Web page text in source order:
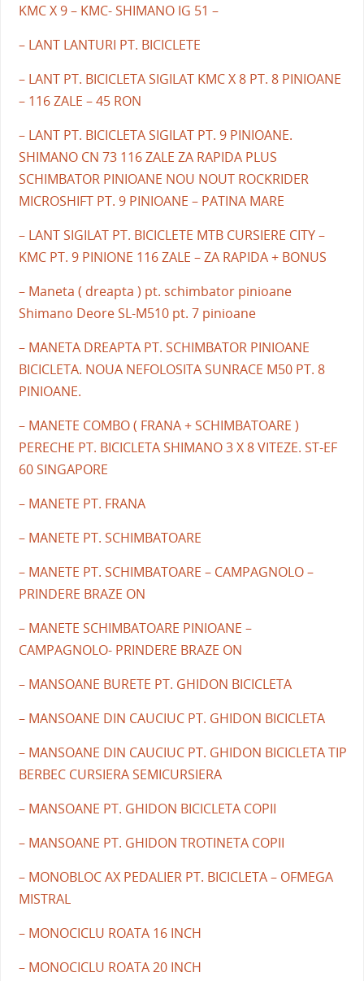
KMC X 9 – KMC- SHIMANO IG 51 –
– LANT LANTURI PT. BICICLETE
– LANT PT. BICICLETA SIGILAT KMC X 8 PT. 8 PINIOANE
– 116 ZALE – 45 RON
– LANT PT. BICICLETA SIGILAT PT. 9 PINIOANE.
SHIMANO CN 73 116 ZALE ZA RAPIDA PLUS
SCHIMBATOR PINIOANE NOU NOUT ROCKRIDER
MICROSHIFT PT. 9 PINIOANE – PATINA MARE
– LANT SIGILAT PT. BICICLETE MTB CURSIERE CITY –
KMC PT. 9 PINIONE 116 ZALE – ZA RAPIDA + BONUS
– Maneta ( dreapta ) pt. schimbator pinioane
Shimano Deore SL-M510 pt. 7 pinioane
– MANETA DREAPTA PT. SCHIMBATOR PINIOANE
BICICLETA. NOUA NEFOLOSITA SUNRACE M50 PT. 8
PINIOANE.
– MANETE COMBO ( FRANA + SCHIMBATOARE )
PERECHE PT. BICICLETA SHIMANO 3 X 8 VITEZE. ST-EF
60 SINGAPORE
– MANETE PT. FRANA
– MANETE PT. SCHIMBATOARE
– MANETE PT. SCHIMBATOARE – CAMPAGNOLO –
PRINDERE BRAZE ON
– MANETE SCHIMBATOARE PINIOANE –
CAMPAGNOLO- PRINDERE BRAZE ON
– MANSOANE BURETE PT. GHIDON BICICLETA
– MANSOANE DIN CAUCIUC PT. GHIDON BICICLETA
– MANSOANE DIN CAUCIUC PT. GHIDON BICICLETA TIP
BERBEC CURSIERA SEMICURSIERA
– MANSOANE PT. GHIDON BICICLETA COPII
– MANSOANE PT. GHIDON TROTINETA COPII
– MONOBLOC AX PEDALIER PT. BICICLETA – OFMEGA
MISTRAL
– MONOCICLU ROATA 16 INCH
– MONOCICLU ROATA 20 INCH